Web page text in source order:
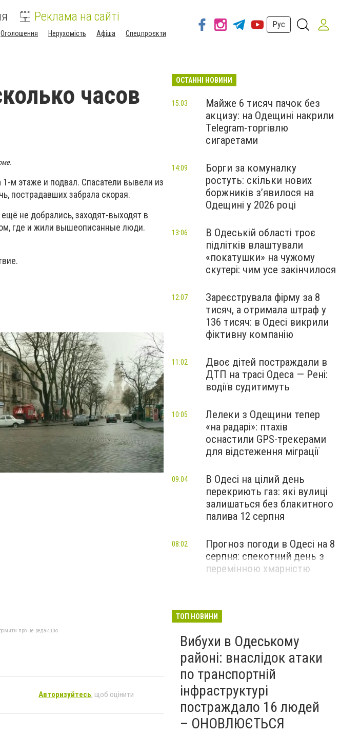
Реклама на сайті
Оголошення Нерухомість Афіша Спецпроєкти
Рус
часов
м этаже и подвал. Спасатели вывели из
пострадавших забрала скорая.
не добрались, заходят-выходят в
где и жили вышеописанные люди.
про це редакцію
Авторизуйтесь, щоб оцінити
ОСТАННІ НОВИНИ
Майже 6 тисяч пачок без
акцизу: на Одещині накрили
Telegram-торгівлю
сигаретами
15:03
Борги за комуналку
ростуть: скільки нових
боржників з’явилося на
Одещині у 2026 році
14:09
В Одеській області троє
підлітків влаштували
«покатушки» на чужому
скутері: чим усе закінчилося
13:06
Зареєструвала фірму за 8
тисяч, а отримала штраф у
136 тисяч: в Одесі викрили
фіктивну компанію
12:07
Двоє дітей постраждали в
ДТП на трасі Одеса — Рені:
водіїв судитимуть
11:02
Лелеки з Одещини тепер
«на радарі»: птахів
оснастили GPS-трекерами
для відстеження міграції
10:05
В Одесі на цілий день
перекриють газ: які вулиці
залишаться без блакитного
палива 12 серпня
09:04
Прогноз погоди в Одесі на 8
серпня: спекотний день з
перемінною хмарністю
08:02
ТОП НОВИНИ
Вибухи в Одеському
районі: внаслідок атаки
по транспортній
інфраструктурі
постраждало 16 людей
– ОНОВЛЮЄТЬСЯ